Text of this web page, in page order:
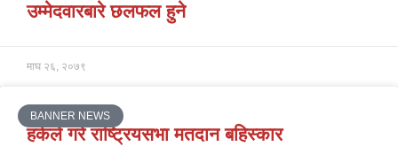
उम्मेदवारबारे छलफल हुने
माघ २६, २०७९
BANNER NEWS
हर्कले गरे राष्ट्रियसभा मतदान बहिस्कार